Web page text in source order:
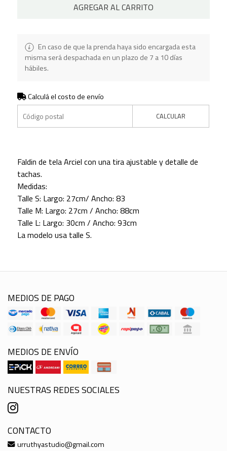
AGREGAR AL CARRITO
En caso de que la prenda haya sido encargada esta
misma será despachada en un plazo de 7 a 10 días
hábiles.
Calculá el costo de envío
CALCULAR
Faldin de tela Arciel con una tira ajustable y detalle de
tachas.
Medidas:
Talle S: Largo: 27cm/ Ancho: 83
Talle M: Largo: 27cm / Ancho: 88cm
Talle L: Largo: 30cm / Ancho: 93cm
La modelo usa talle S.
MEDIOS DE PAGO
MEDIOS DE ENVÍO
NUESTRAS REDES SOCIALES
CONTACTO
urruthyastudio@gmail.com